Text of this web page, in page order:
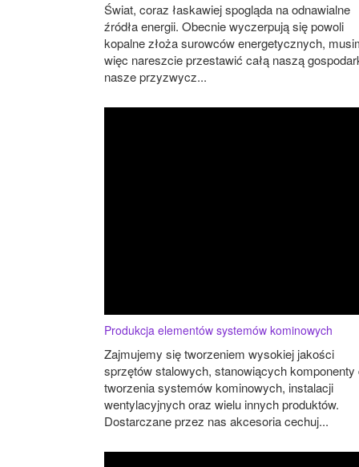
Świat, coraz łaskawiej spogląda na odnawialne
źródła energii. Obecnie wyczerpują się powoli
kopalne złoża surowców energetycznych,
więc nareszcie przestawić całą naszą
nasze przyzwycz...
Produkcja elementów systemów kominowych
Zajmujemy się tworzeniem wysokiej jakości
sprzętów stalowych, stanowiących komponenty
tworzenia systemów kominowych, instalacji
wentylacyjnych oraz wielu innych produktów.
Dostarczane przez nas akcesoria cechuj...